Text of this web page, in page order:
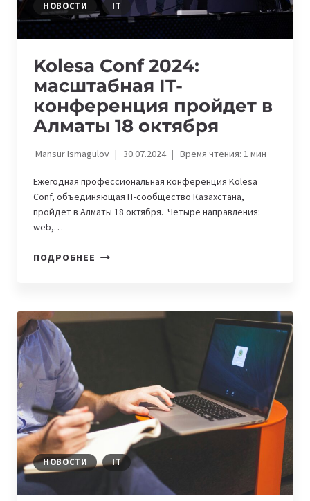
НОВОСТИ IT
Kolesa Conf 2024:
масштабная IT-
конференция пройдет в
Алматы 18 октября
Mansur Ismagulov 30.07.2024 Время чтения: 1мин
Ежегодная профессиональная конференция Kolesa
Conf, объединяющая IT-сообщество Казахстана,
пройдет в Алматы 18 октября. Четыре направления:
web,…
ПОДРОБНЕЕ KOLESA
IT-
18
ОКТЯБРЯ
НОВОСТИ IT